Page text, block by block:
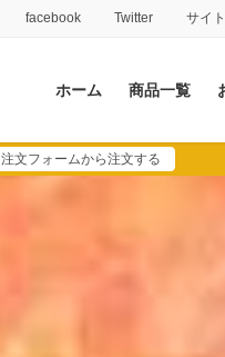
facebook Twitter サイ
ホーム 商品一覧
注文フォームから注文する